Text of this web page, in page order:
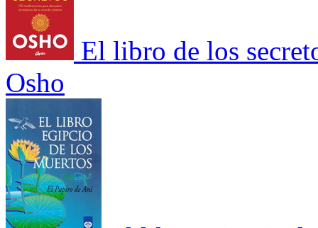
El libro de los
Osho